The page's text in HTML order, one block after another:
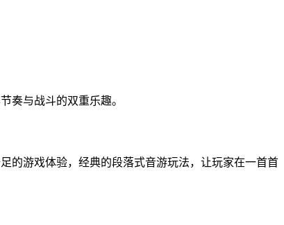
奏与战斗的双重乐趣。
的游戏体验，经典的段落式音游玩法，让玩家在一首首